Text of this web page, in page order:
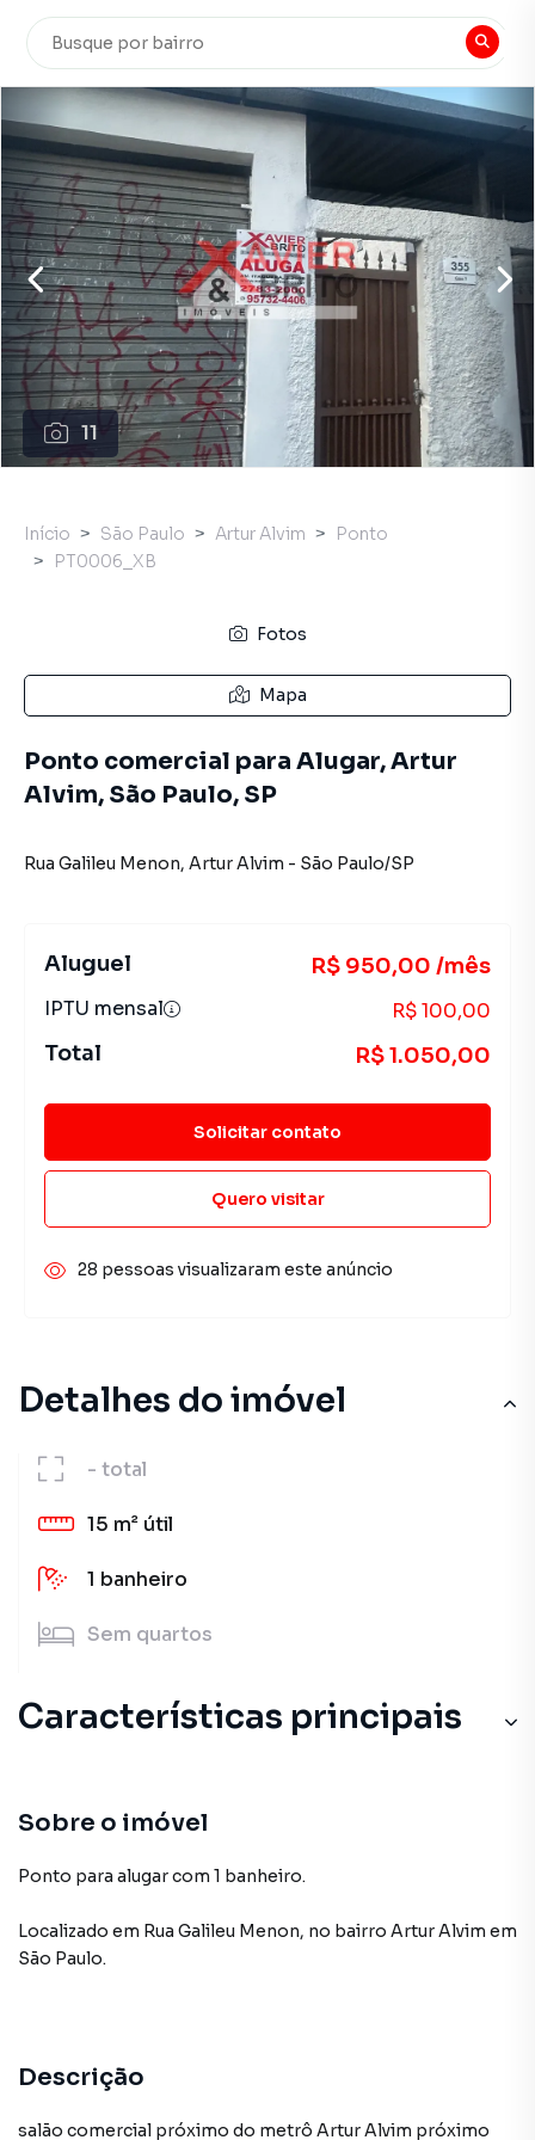
11
Detalhes do imóvel
- total
15 m² útil
1 banheiro
Sem quartos
Características principais
Sobre o imóvel
Ponto para alugar com 1 banheiro.
Localizado em Rua Galileu Menon, no bairro Artur Alvim em
São Paulo.
Descrição
salão comercial próximo do metrô Artur Alvim próximo
Início São Paulo Artur Alvim
Ponto
PT0006_XB
Fotos
Mapa
Ponto comercial para Alugar, Artur
Alvim, São Paulo, SP
Rua Galileu Menon, Artur Alvim - São Paulo/SP
Aluguel R$ 950,00 /mês
IPTU mensal R$ 100,00
Total R$ 1.050,00
Solicitar contato
Quero visitar
28 pessoas visualizaram este anúncio